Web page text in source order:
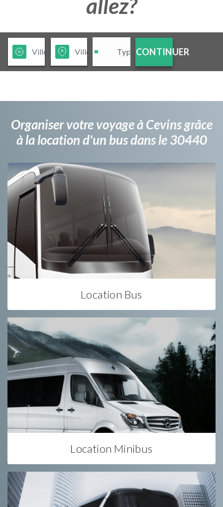
allez?
CONTINUER
Organiser votre voyage à Cevins grâce
à la location d'un bus dans le 30440
Location Bus
Location Minibus